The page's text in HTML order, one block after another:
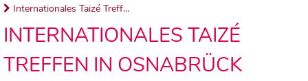
Internationales Taizé Treff...
INTERNATIONALES TAIZÉ
TREFFEN IN OSNABRÜCK